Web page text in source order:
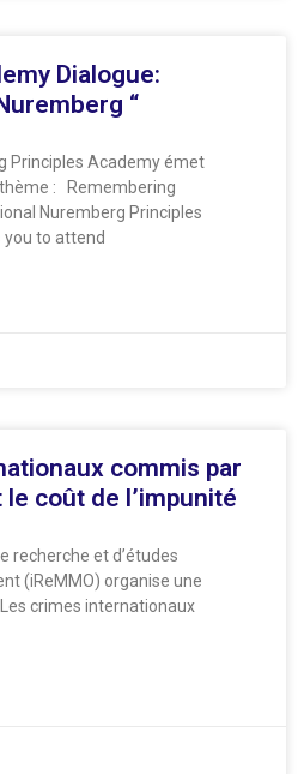
Dialogue:
“
Principles Academy émet
thème : Remembering
Nuremberg Principles
to attend
commis par
coût de l’impunité
recherche et d’études
(iReMMO) organise une
crimes internationaux